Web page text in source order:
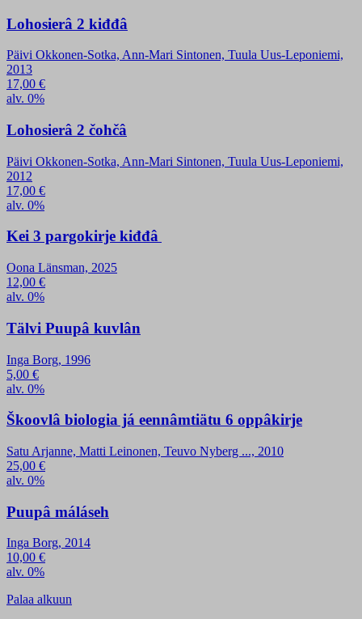
Lohosierâ 2 kiđđâ
Päivi Okkonen-Sotka, Ann-Mari Sintonen, Tuula Uus-Leponiemi,
2013
17,00 €
alv. 0%
Lohosierâ 2 čohčâ
Päivi Okkonen-Sotka, Ann-Mari Sintonen, Tuula Uus-Leponiemi,
2012
17,00 €
alv. 0%
Kei 3 pargokirje kiđđâ
Oona Länsman, 2025
12,00 €
alv. 0%
Tälvi Puupâ kuvlân
Inga Borg, 1996
5,00 €
alv. 0%
Škoovlâ biologia já eennâmtiätu 6 oppâkirje
Satu Arjanne, Matti Leinonen, Teuvo Nyberg ..., 2010
25,00 €
alv. 0%
Puupâ máláseh
Inga Borg, 2014
10,00 €
alv. 0%
Palaa alkuun